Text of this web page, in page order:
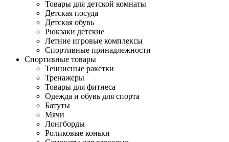
Товары для детской комнаты
Детская посуда
Детская обувь
Рюкзаки детские
Летние игровые комплексы
Спортивные принадлежности
Спортивные товары
Теннисные ракетки
Тренажеры
Товары для фитнеса
Одежда и обувь для спорта
Батуты
Мячи
Лонгборды
Роликовые коньки